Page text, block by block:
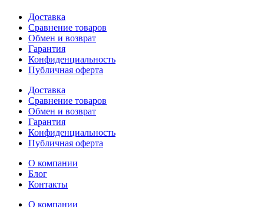
Доставка
Сравнение товаров
Обмен и возврат
Гарантия
Конфиденциальность
Публичная оферта
Доставка
Сравнение товаров
Обмен и возврат
Гарантия
Конфиденциальность
Публичная оферта
О компании
Блог
Контакты
О компании